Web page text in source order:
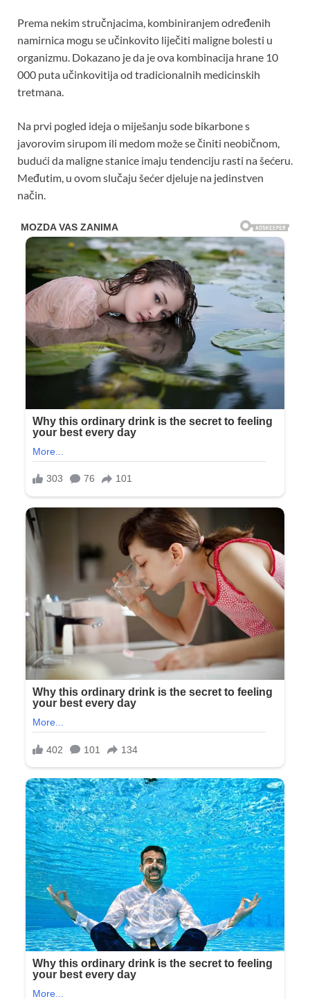
Prema nekim stručnjacima, kombiniranjem određenih
namirnica mogu se učinkovito liječiti maligne bolesti u
organizmu. Dokazano je da je ova kombinacija hrane 10
000 puta učinkovitija od tradicionalnih medicinskih
tretmana.
Na prvi pogled ideja o miješanju sode bikarbone s
javorovim sirupom ili medom može se činiti neobičnom,
budući da maligne stanice imaju tendenciju rasti na šećeru.
Međutim, u ovom slučaju šećer djeluje na jedinstven
način.